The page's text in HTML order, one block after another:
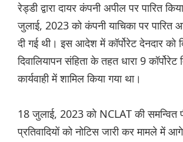
रेड्डी द्वारा दायर कंपनी अपील पर पारित
जुलाई, 2023 को कंपनी याचिका पर पारित
दी गई थी। इस आदेश में कॉर्पोरेट देनदार को
दिवालियापन संहिता के तहत धारा 9 कॉर्पोरेट
कार्यवाही में शामिल किया गया था।
18 जुलाई, 2023 को NCLAT की समन्वित
प्रतिवादियों को नोटिस जारी कर मामले में आगे